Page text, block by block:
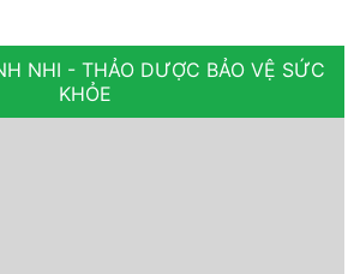
NHI - THẢO DƯỢC BẢO VỆ SỨC
KHỎE